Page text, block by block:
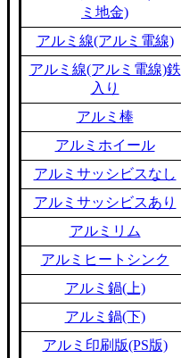
ミ地金)
アルミ線(アルミ電線)
アルミ線(アルミ電線)鉄
入り
アルミ棒
アルミホイール
アルミサッシビスなし
アルミサッシビスあり
アルミリム
アルミヒートシンク
アルミ鍋(上)
アルミ鍋(下)
アルミ印刷版(PS版)